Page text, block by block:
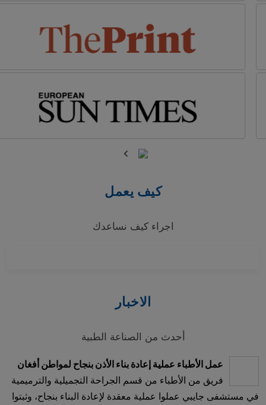
كيف يعمل
اجراء كيف نساعدك
الاخبار
أحدث من الصناعة الطبية
عمل الأطباء عملية إعادة بناء الأذن بنجاح لمواطن أفغان
فريق من الأطباء من قسم الجراحة التجميلية والترميمية
في مستشفى جايبي عملوا عملية معقدة لإعادة البناء بنجاح، وثبتوا